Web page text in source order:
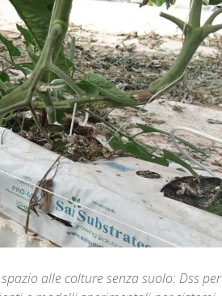
alle colture senza suolo: Dss per